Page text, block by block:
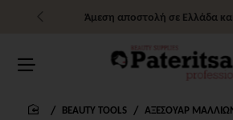
Άμεση αποστολή σε Ελλάδα
BEAUTY TOOLS ΑΞΕΣΟΥΑΡ